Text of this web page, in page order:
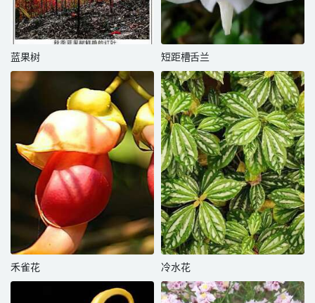
蓝果树 短距槽舌兰
禾雀花 冷水花